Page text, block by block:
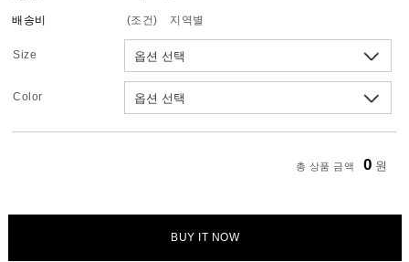
배송비 (조건) 지역별
Size
Color
총 상품 금액 0 원
BUY IT NOW